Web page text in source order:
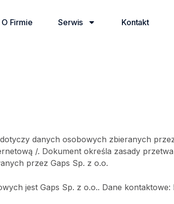
O Firmie Serwis Kontakt
danych osobowych zbieranych
/. Dokument określa zasady
przez Gaps Sp. z o.o.
jest Gaps Sp. z o.o.. Dane kontaktowe: